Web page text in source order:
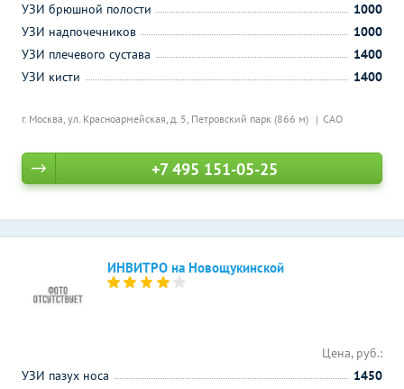
г. Москва, ул. Красноармейская, д. 5, Петровский парк (866 м) САО
УЗИ брюшной полости
1000
УЗИ надпочечников
1000
УЗИ плечевого сустава
1400
УЗИ кисти
1400
+7 495 151-05-25
ИНВИТРО на Новощукинской
Цена, руб.:
УЗИ пазух носа
1450